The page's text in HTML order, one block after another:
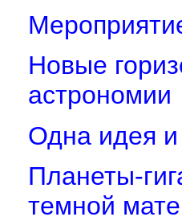
Новые
астрономии
Одна идея и
Планеты-
темной